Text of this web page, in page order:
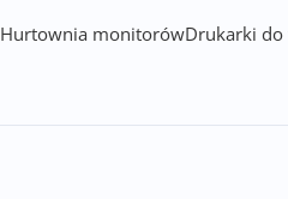
Hurtownia monitorówDrukarki